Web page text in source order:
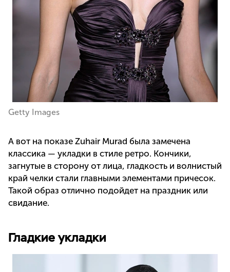
Getty Images
А вот на показе Zuhair Murad была замечена
классика — укладки в стиле ретро. Кончики,
загнутые в сторону от лица, гладкость и волнистый
край челки стали главными элементами причесок.
Такой образ отлично подойдет на праздник или
свидание.
Гладкие укладки